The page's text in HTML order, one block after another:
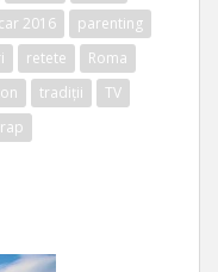
2016
parenting
retete
Roma
tradiții
TV